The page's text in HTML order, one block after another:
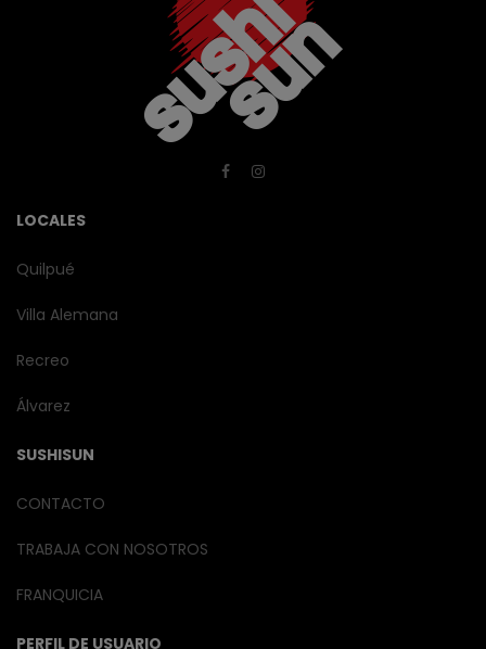
LOCALES
Quilpué
Villa Alemana
Recreo
Álvarez
SUSHISUN
CONTACTO
TRABAJA CON NOSOTROS
FRANQUICIA
PERFIL DE USUARIO